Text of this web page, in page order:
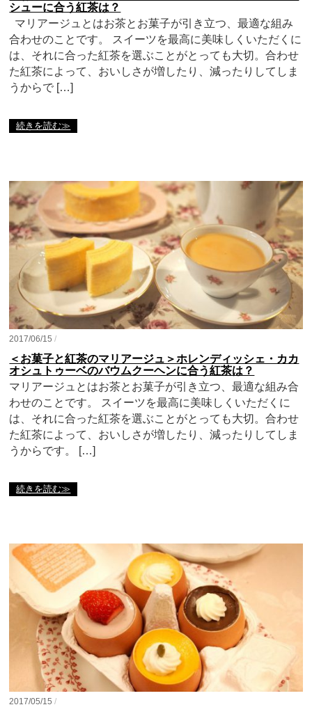
シューに合う紅茶は？
マリアージュとはお茶とお菓子が引き立つ、最適な組み
合わせのことです。 スイーツを最高に美味しくいただくに
は、それに合った紅茶を選ぶことがとっても大切。合わせ
た紅茶によって、おいしさが増したり、減ったりしてしま
うからで […]
続きを読む≫
2017/06/15/
＜お菓子と紅茶のマリアージュ＞ホレンディッシェ・カカ
オシュトゥーベのバウムクーヘンに合う紅茶は？
マリアージュとはお茶とお菓子が引き立つ、最適な組み合
わせのことです。 スイーツを最高に美味しくいただくに
は、それに合った紅茶を選ぶことがとっても大切。合わせ
た紅茶によって、おいしさが増したり、減ったりしてしま
うからです。 […]
続きを読む≫
2017/05/15/